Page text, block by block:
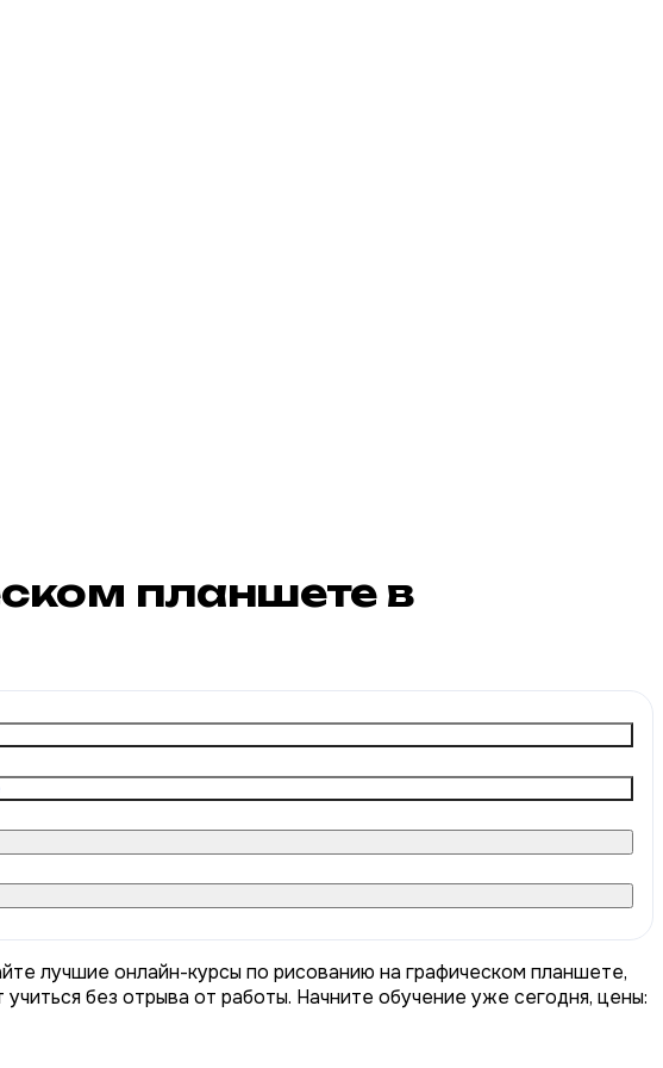
планшете в
лучшие онлайн-курсы по рисованию на графическом планшете,
без отрыва от работы. Начните обучение уже сегодня, цены: